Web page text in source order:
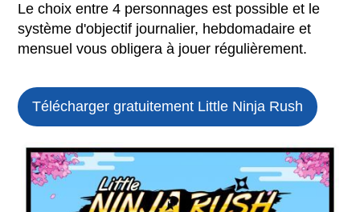
Le choix entre 4 personnages est possible et le
système d'objectif journalier, hebdomadaire et
mensuel vous obligera à jouer régulièrement.
Télécharger gratuitement Little Ninja Rush